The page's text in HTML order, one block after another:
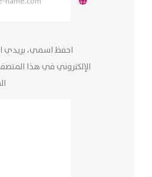
احفظ اسمي، بريدي
الإلكتروني في هذا